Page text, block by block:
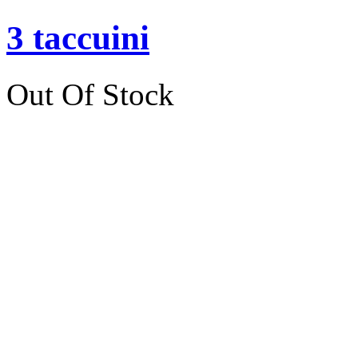
3 taccuini
Out Of Stock